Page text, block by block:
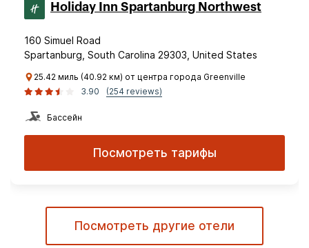
Holiday Inn Spartanburg Northwest
160 Simuel Road
Spartanburg, South Carolina 29303, United States
25.42 миль (40.92 км) от центра города Greenville
3.90
(254 reviews)
Бассейн
Посмотреть тарифы
Посмотреть другие отели